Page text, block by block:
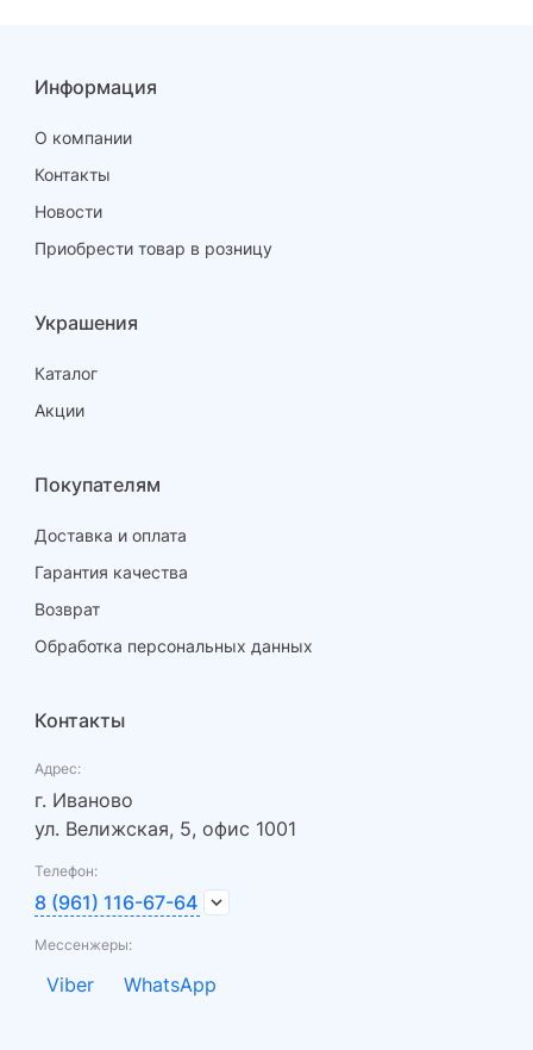
Информация
О компании
Контакты
Новости
Приобрести товар в розницу
Украшения
Каталог
Акции
Покупателям
Доставка и оплата
Гарантия качества
Возврат
Обработка персональных данных
Контакты
Адрес:
г. Иваново
ул. Велижская, 5, офис 1001
Телефон:
8 (961) 116-67-64
Мессенжеры:
Viber WhatsApp